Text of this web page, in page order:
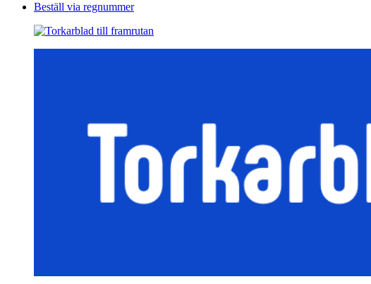
Beställ via regnummer